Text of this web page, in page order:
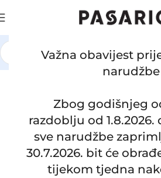
Važna obavijest
narudžbe
Zbog godišnjeg
razdoblju od 1.8.2026.
sve narudžbe
30.7.2026. bit će
tijekom tjedna
JAGUAR
Click to enlarge